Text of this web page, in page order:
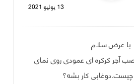
13 يوليو 2021
با عرض سلام
آجر کرکره ای عمودی روی نمای
کار بشه؟